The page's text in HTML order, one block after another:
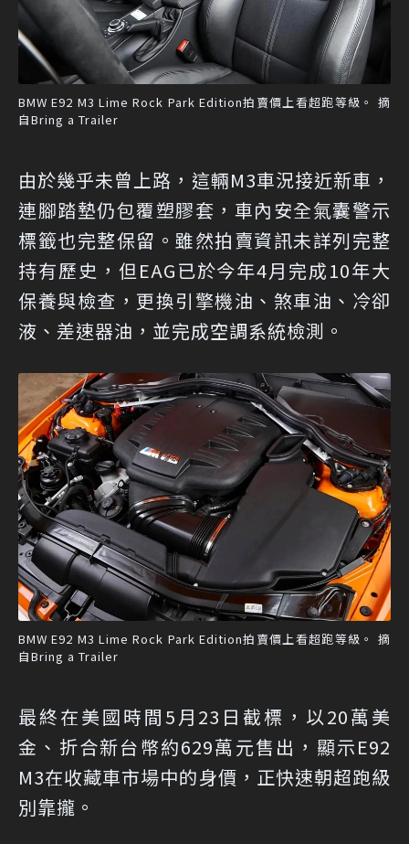
BMW E92 M3 Lime Rock Park Edition拍賣價上看超跑等級。 摘
自Bring a Trailer
由於幾乎未曾上路，這輛M3車況接近新車，
連腳踏墊仍包覆塑膠套，車內安全氣囊警示
標籤也完整保留。雖然拍賣資訊未詳列完整
持有歷史，但EAG已於今年4月完成10年大
保養與檢查，更換引擎機油、煞車油、冷卻
液、差速器油，並完成空調系統檢測。
BMW E92 M3 Lime Rock Park Edition拍賣價上看超跑等級。 摘
自Bring a Trailer
最終在美國時間5月23日截標，以20萬美
金、折合新台幣約629萬元售出，顯示E92
M3在收藏車市場中的身價，正快速朝超跑級
別靠攏。